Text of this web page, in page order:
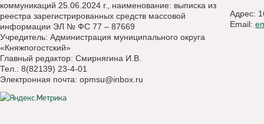
коммуникаций 25.06.2024 г., наименование: выписка из
реестра зарегистрированных средств массовой
информации ЭЛ № ФС 77 – 87669
Учредитель: Администрация муниципального округа
«Княжпогостский»
Главный редактор: Смирнягина И.В.
Тел.: 8(82139) 23-4-01
Электронная почта: opmsu@inbox.ru
Адрес:
Email: